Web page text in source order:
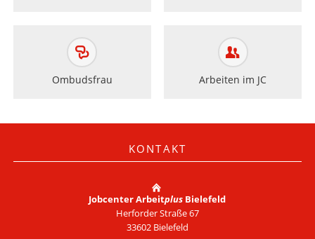
Ombudsfrau Arbeiten im JC
KONTAKT
Jobcenter Arbeitplus Bielefeld
Herforder Straße 67
33602 Bielefeld